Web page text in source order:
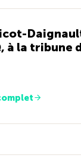
à la tribune